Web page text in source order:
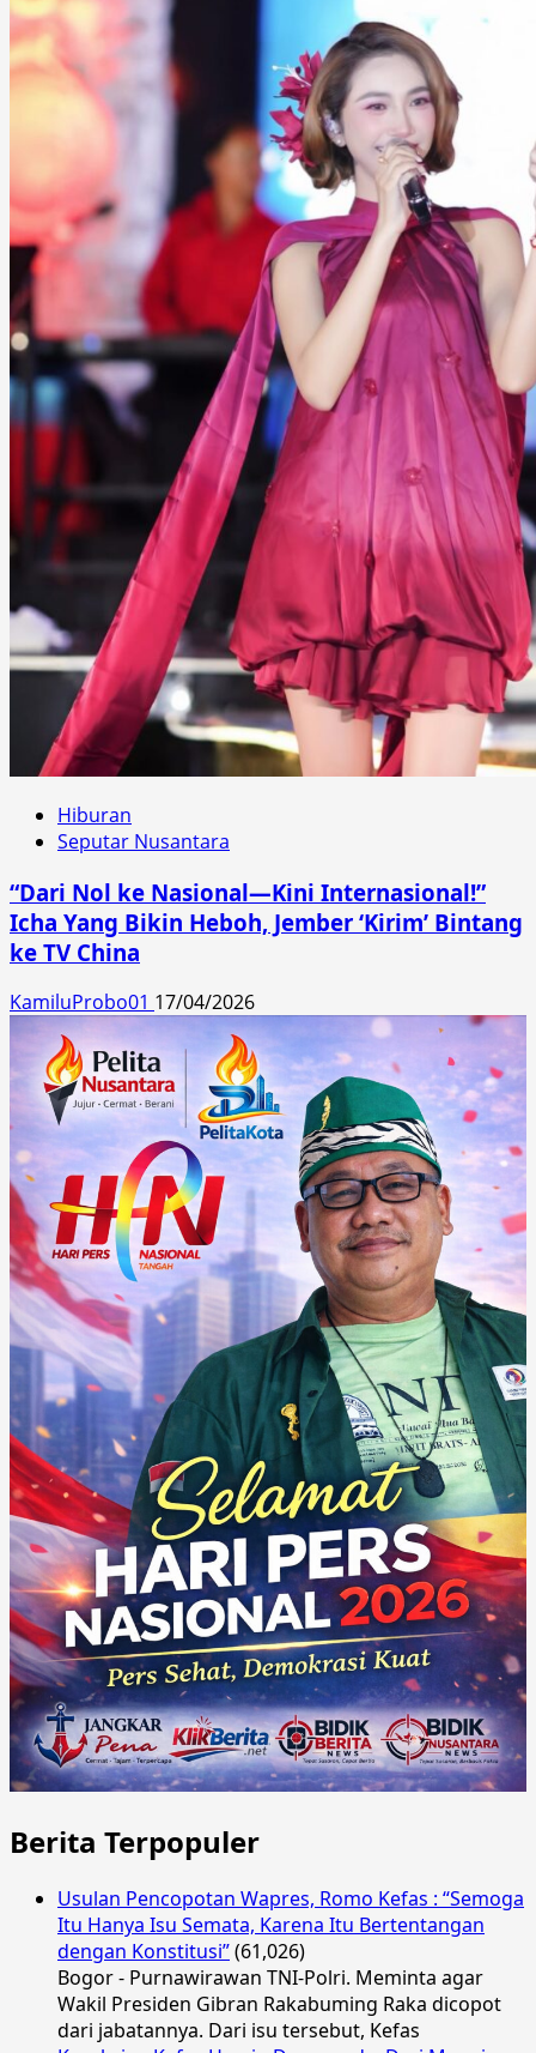
Hiburan
Seputar Nusantara
“Dari Nol ke Nasional—Kini Internasional!”
Icha Yang Bikin Heboh, Jember ‘Kirim’ Bintang
ke TV China
KamiluProbo01 17/04/2026
Berita Terpopuler
Usulan Pencopotan Wapres, Romo Kefas : “Semoga
Itu Hanya Isu Semata, Karena Itu Bertentangan
dengan Konstitusi”(61,026)
Bogor - Purnawirawan TNI-Polri. Meminta agar
Wakil Presiden Gibran Rakabuming Raka dicopot
dari jabatannya. Dari isu tersebut, Kefas